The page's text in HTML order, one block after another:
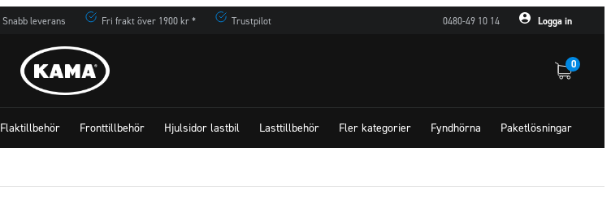
Snabb leverans Fri frakt över 1900 kr * Trustpilot 0480-49 10 14 Logga in
0
Flaktillbehör Fronttillbehör Hjulsidor lastbil Lasttillbehör Fler kategorier Fyndhörna Paketlösningar